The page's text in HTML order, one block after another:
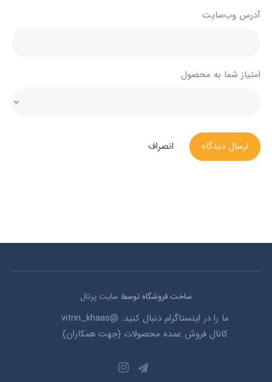
آدرس وب‌سایت
امتیاز شما به محصول
ارسال دیدگاه انصراف
ساخت فروشگاه توسط سایت پرتال
ما را در اینستاگرام دنبال کنید: @vitrin_khaas
کانال فروش عمده محصولات (جهت همکاران)